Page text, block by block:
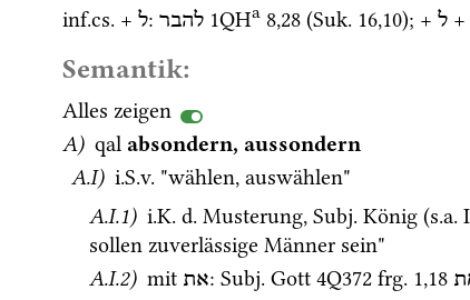
inf.cs. + ל: להבר 1QHa 8,28 (Suk. 16,10); + ל +
Semantik:
Alles zeigen
A) qal absondern, aussondern
A.I) i.S.v. "wählen, auswählen"
A.I.1) i.K. d. Musterung, Subj. König (s.a.
sollen zuverlässige Männer sein"
A.I.2) mit את: Subj. Gott 4Q372 frg. 1,18